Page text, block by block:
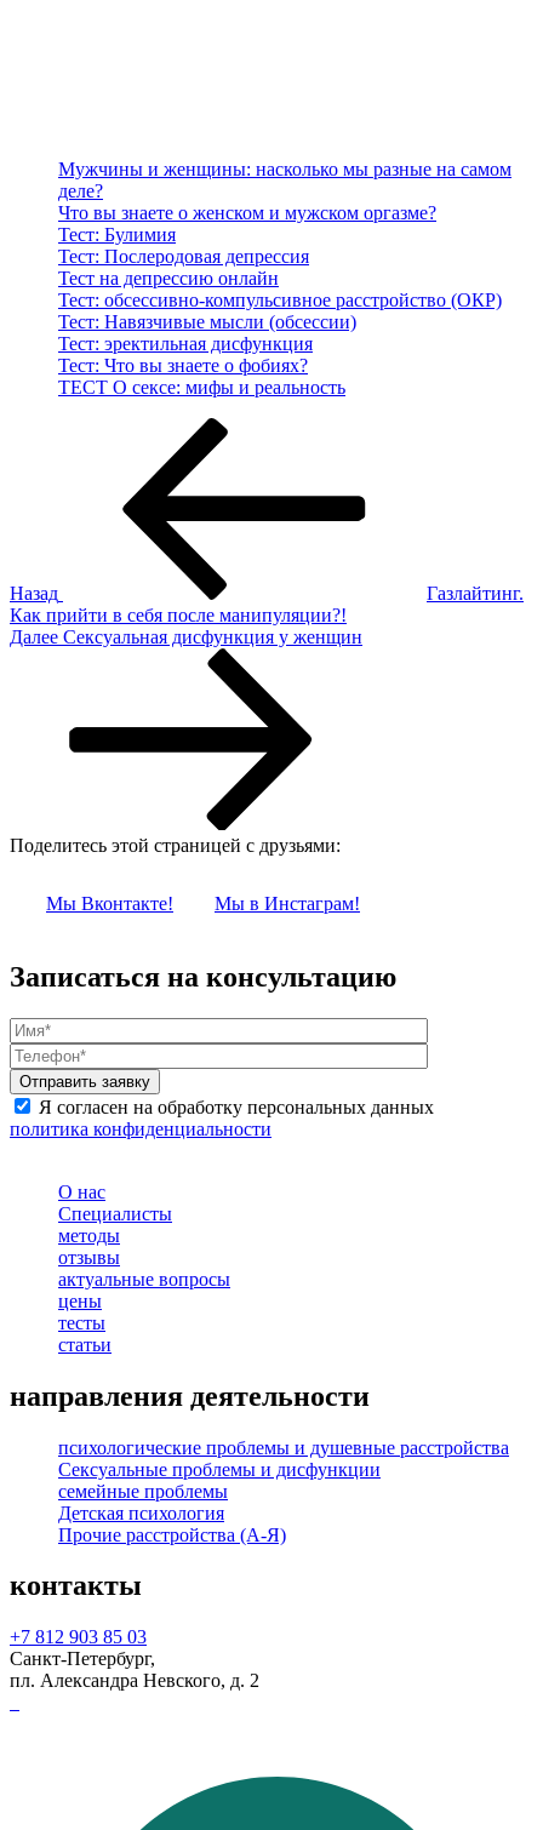
Мужчины и женщины: насколько мы разные на самом
деле?
Что вы знаете о женском и мужском оргазме?
Тест: Булимия
Тест: Послеродовая депрессия
Тест на депрессию онлайн
Тест: обсессивно-компульсивное расстройство (ОКР)
Тест: Навязчивые мысли (обсессии)
Тест: эректильная дисфункция
Тест: Что вы знаете о фобиях?
ТЕСТ О сексе: мифы и реальность
Назад
Газлайтинг.
Как прийти в себя после манипуляции?!
Следующая
Далее Сексуальная дисфункция у женщин
Поделитесь этой страницей с друзьями:
Мы Вконтакте! Мы в Инстаграм!
Записаться на консультацию
Я согласен на обработку персональных данных
политика конфиденциальности
О нас
Специалисты
методы
отзывы
актуальные вопросы
цены
тесты
статьи
направления деятельности
психологические проблемы и душевные расстройства
Сексуальные проблемы и дисфункции
семейные проблемы
Детская психология
Прочие расстройства (А-Я)
контакты
+7 812 903 85 03
Санкт-Петербург,
пл. Александра Невского, д. 2